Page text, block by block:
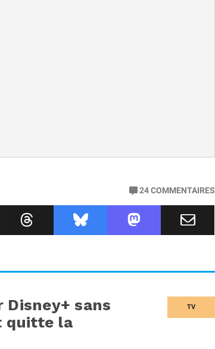
24COMMENTAIRES
TV
Disney+ sans
quitte la